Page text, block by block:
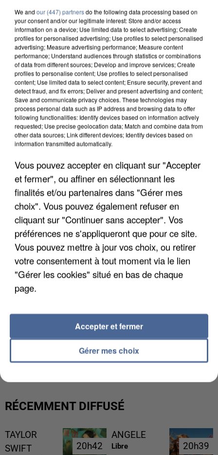
INTERPELLÉ EN ALGÉRIE
UNE TOURISTE DE L’OISE EMPORTÉE PAR UNE
COULÉE DE BOUE EN HAUTE-SAVOIE
RÉCEMMENT DIFFUSÉ
TAYLOR
SWIFT
20h42
20h42
ANGELE
Libre 20h39
20h39
We and our (447) partnersdo the following data processing based on
your consent and/or our legitimate interest: Store and/or access
information on a device; Use limited data to select advertising; Create
profiles for personalised advertising; Use profiles to select personalised
advertising; Measure advertising performance; Measure content
performance; Understand audiences through statistics or combinations
of data from different sources; Develop and improve services; Create
profiles to personalise content; Use profiles to select personalised
content; Use limited data to select content; Ensure security, prevent and
detect fraud, and fix errors; Deliver and present advertising and content;
Save and communicate privacy choices. These technologies may
process personal data such as IP address and browsing data to offer
following functionalities: Identify devices based on information actively
requested; Use precise geolocation data; Match and combine data from
other data sources; Link different devices; Identify devices based on
information transmitted automatically.
Vous pouvez accepter en cliquant sur "Accepter
et fermer", ou affiner en sélectionnant les
finalités et/ou partenaires dans "Gérer mes
choix". Vous pouvez également refuser en
cliquant sur "Continuer sans accepter". Vos
préférences ne s'appliqueront que pour ce site.
Vous pouvez mettre à jour vos choix, ou retirer
votre consentement à tout moment via le lien
"Gérer les cookies" situé en bas de chaque
page.
Gérer mes choix
Accepter et fermer